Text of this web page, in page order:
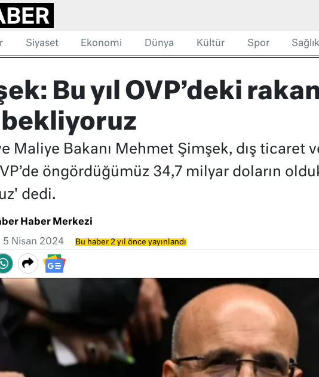
Siyaset Ekonomi Dünya Kültür Spor Sağlık
Bu yıl OVP’deki
bekliyoruz
Maliye Bakanı Mehmet Şimşek, dış ticaret
öngördüğümüz 34,7 milyar doların
dedi.
Haber Merkezi
5 Nisan 2024 Bu haber 2 yıl önce yayınlandı